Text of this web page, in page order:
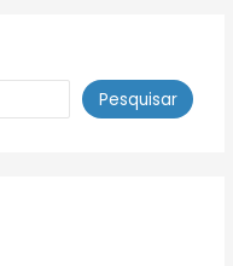
Pesquisar